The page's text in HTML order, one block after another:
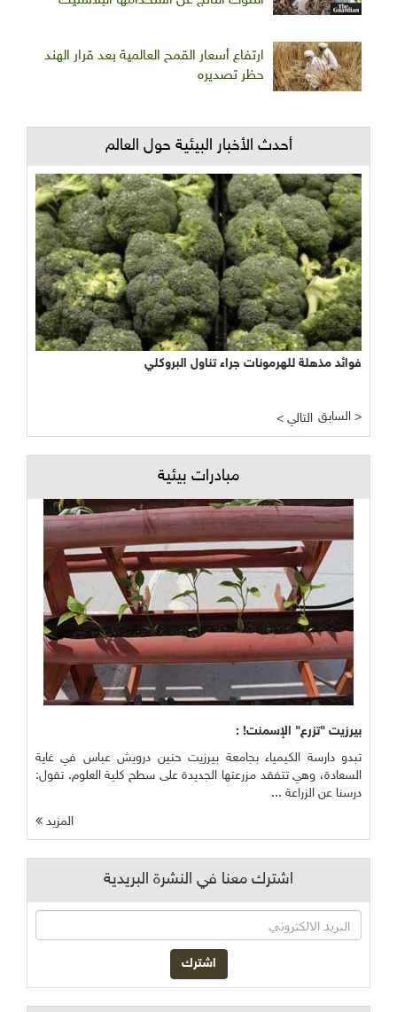
ارتفاع أسعار القمح العالمية بعد قرار الهند
حظر تصديره
أحدث الأخبار البيئية حول العالم
فوائد مذهلة للهرمونات جراء تناول البروكلي
< التالي السابق >
مبادرات بيئية
بيرزيت "تزرع" الإسمنت! :
تبدو دارسة الكيمياء بجامعة بيرزيت حنين درويش عباس في غاية
السعادة، وهي تتفقد مزرعتها الجديدة على سطح كلية العلوم. تقول:
درسنا عن الزراعة ...
المزيد
اشترك معنا في النشرة البريدية